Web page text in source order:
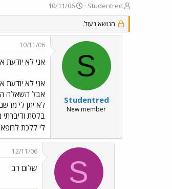
פ
ו
ת
ח
Studentred
פ
ו
ס
ם
י
ך
10/11/06
הנושא נעול.
S
Studentred
New member
10/11/06
אני לא
אני לא
אבל השאלה
לא יתן לי
בלסת
לי ללכת
S
12/11/06
שלום רב